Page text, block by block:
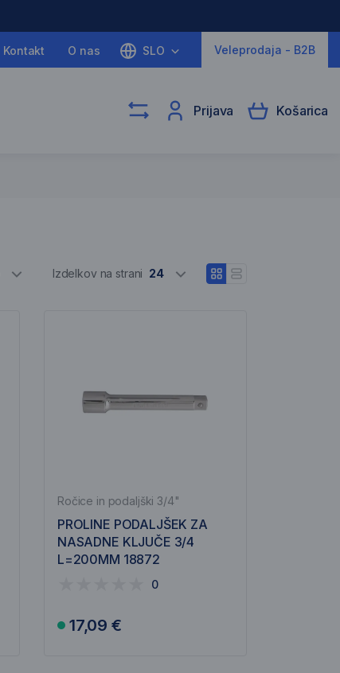
Kontakt O nas SLO Veleprodaja - B2B
Prijava Košarica
Izdelkov na strani 24 Izber različne
Odpri pogled blokov
Odpri vrstični
Ročice in podaljški 3/4"
PROLINE PODALJŠEK ZA
NASADNE KLJUČE 3/4
L=200MM 18872
0
17,09 €